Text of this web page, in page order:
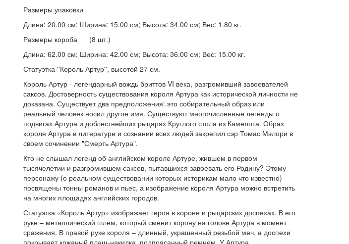
Размеры упаковки
Длина: 20.00 см; Ширина: 15.00 см; Высота: 34.00 см; Вес: 1.80 кг.
Размеры короба (8 шт.)
Длина: 62.00 см; Ширина: 42.00 см; Высота: 36.00 см; Вес: 15.00 кг.
Статуэтка ''Король Артур'', высотой 27 см.
Король Артур - легендарный вождь бриттов VI века, разгромивший завоевателей
саксов. Достоверность существования короля Артура как исторической личности не
доказана. Существует два предположения: это собирательный образ или
реальный человек носил другое имя. Существуют многочисленные легенды о
подвигах Артура и доблестнейших рыцарях Круглого стола из Камелота. Образ
короля Артура в литературе и сознании всех людей закрепил сэр Томас Мэлори в
своем сочинении "Смерть Артура".
Кто не слышал легенд об английском короле Артуре, жившем в первом
тысячелетии и разгромившем саксов, пытавшихся завоевать его Родину? Этому
персонажу (о реальном существовании которых историкам мало что известно)
посвящены тонны романов и пьес, а изображение короля Артура можно встретить
на многих площадях английских городов.
Статуэтка «Король Артур» изображает героя в короне и рыцарских доспехах. В его
руке – металлический шлем, который сменит корону на голове Артура в момент
сражения. В правой руке короля – длинный, украшенный резьбой меч, а доспехи
покрывает кожаный плащ-накидка, подпоясанный ремнем. У Артура